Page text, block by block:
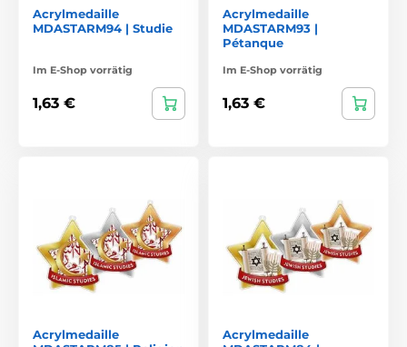
Acrylmedaille
MDASTARM94 | Studie
Im E-Shop vorrätig
1,63 €
Acrylmedaille
MDASTARM93 |
Pétanque
Im E-Shop vorrätig
1,63 €
Acrylmedaille
Acrylmedaille